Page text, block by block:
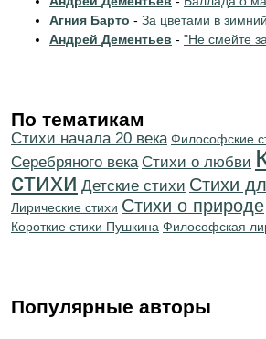
Агния Барто - За цветами в
Андрей Дементьев - "Не смейте
По тематикам
Cтихи начала 20 века Философские
Серебряного века Стихи о любви
стихи Детские стихи Стихи
Лирические стихи Стихи о природе
Короткие стихи Пушкина Философская
Популярные авторы